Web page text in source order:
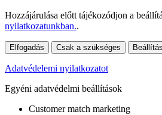
Hozzájárulása előtt tájékozódjon a
nyilatkozatunkban..
Elfogadás Csak a szükséges
Adatvédelemi nyilatkozatot
Egyéni adatvédelmi beállítások
Customer match marketing